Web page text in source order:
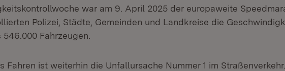
war am 9. April 2025 der europaweite
Polizei, Städte, Gemeinden und Landkreise die
Fahrzeugen.
Fahren ist weiterhin die Unfallursache Nummer 1 im Straßenverkehr.